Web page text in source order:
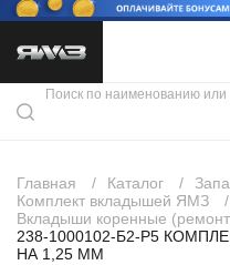
Каталог продукции
Скидки
Контакты
Главная Каталог
Комплект вкладышей ЯМЗ
Вкладыши коренные
238-1000102-Б2-Р5
НА 1,25 ММ